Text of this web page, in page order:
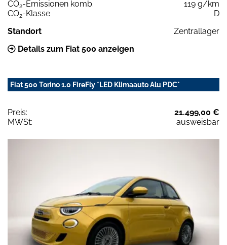
CO2-Emissionen komb.
119 g/km
CO2-Klasse
D
Standort
Zentrallager
Details zum Fiat 500 anzeigen
Fiat 500 Torino 1.0 FireFly *LED Klimaauto Alu PDC*
Preis:
21.499,00 €
MWSt:
ausweisbar